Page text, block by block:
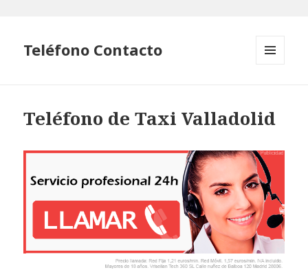
Teléfono Contacto
Teléfono de Taxi Valladolid